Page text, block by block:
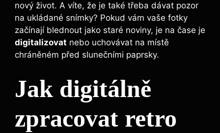
nový ⁤život. ⁣A víte, že je také‌ třeba dávat ‌pozor
na ⁢ukládané snímky? Pokud ⁣vám vaše fotky
začínají ‌blednout jako‌ staré ‌noviny, je ⁤na čase je
digitalizovat nebo ‌uchovávat na ⁣místě
chráněném⁤ před slunečními paprsky.
Jak digitálně
zpracovat‌ retro